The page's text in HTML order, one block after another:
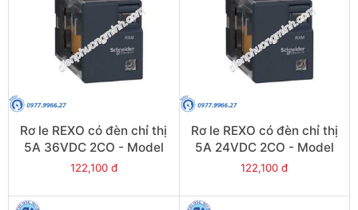
Rơ le REXO có đèn chỉ thị
5A 36VDC 2CO - Model
RXM2LB2CD
122,100 đ
Rơ le REXO có đèn chỉ thị
5A 24VDC 2CO - Model
RXM2LB2BD
122,100 đ